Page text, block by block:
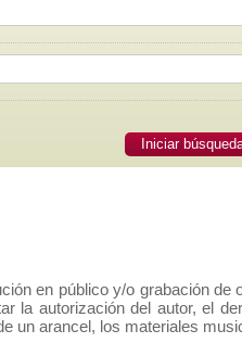
Iniciar
en público y/o grabación
la autorización del autor, el
un arancel, los materiales